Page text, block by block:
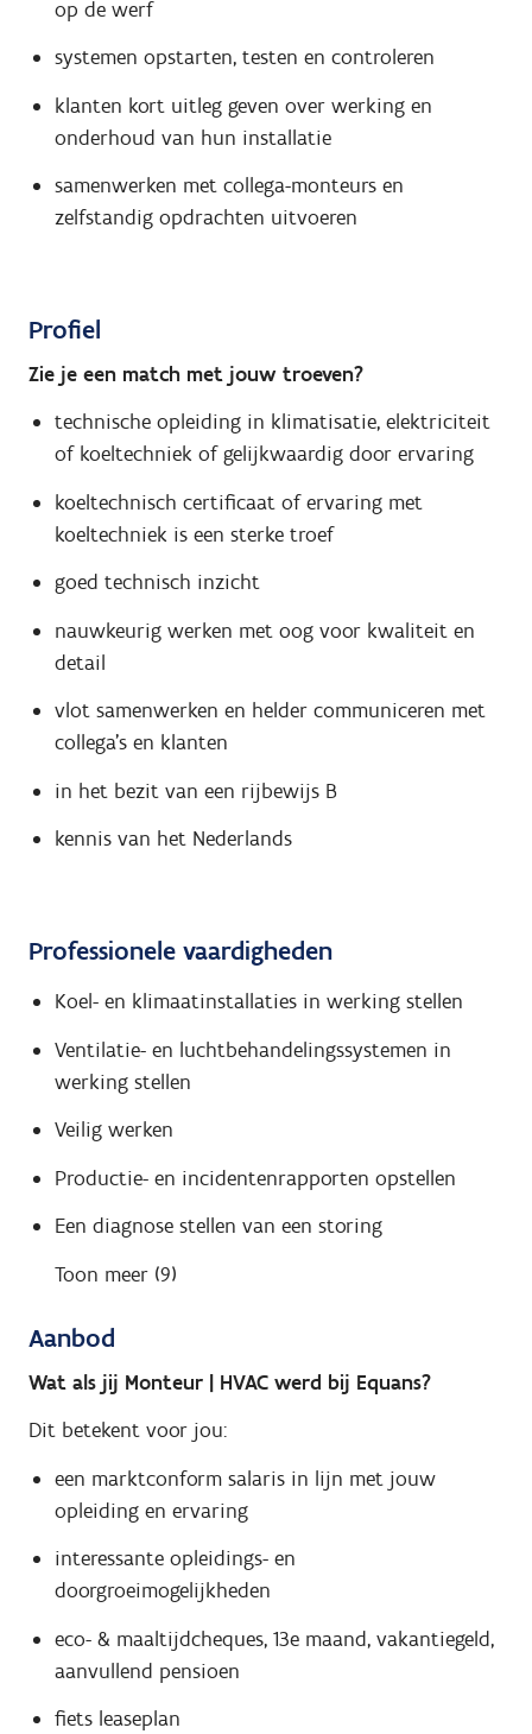
op de werf
systemen opstarten, testen en controleren
klanten kort uitleg geven over werking en
onderhoud van hun installatie
samenwerken met collega-monteurs en
zelfstandig opdrachten uitvoeren
Profiel
Zie je een match met jouw troeven?
technische opleiding in klimatisatie, elektriciteit
of koeltechniek of gelijkwaardig door ervaring
koeltechnisch certificaat of ervaring met
koeltechniek is een sterke troef
goed technisch inzicht
nauwkeurig werken met oog voor kwaliteit en
detail
vlot samenwerken en helder communiceren met
collega’s en klanten
in het bezit van een rijbewijs B
kennis van het Nederlands
Professionele vaardigheden
Koel- en klimaatinstallaties in werking stellen
Ventilatie- en luchtbehandelingssystemen in
werking stellen
Veilig werken
Productie- en incidentenrapporten opstellen
Een diagnose stellen van een storing
Toon meer (9)
Aanbod
Wat als jij Monteur | HVAC werd bij Equans?
Dit betekent voor jou:
een marktconform salaris in lijn met jouw
opleiding en ervaring
interessante opleidings- en
doorgroeimogelijkheden
eco- & maaltijdcheques, 13e maand, vakantiegeld,
aanvullend pensioen
fiets leaseplan